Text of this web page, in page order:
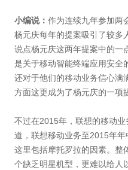
小编说： 作为连续九年参加两
杨元庆每年的提案吸引了较多
说点杨元庆这两年提案中的一
是关于移动智能终端应用安全
还对于他们的移动业务信心满
方面这更成为了杨元庆的一项
不过在2015年，联想的移动
道，联想移动业务至2015年
这里包括摩托罗拉的因素。整
个缺乏明星机型，更难以给人